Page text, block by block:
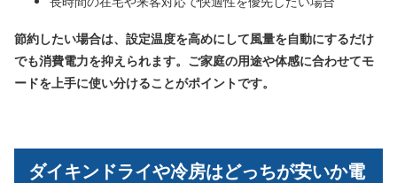
節約したい場合は、設定温度を高めにして風量を自動にするだけ
でも消費電力を抑えられます。ご家庭の用途や体感に合わせてモ
ードを上手に使い分けることがポイントです。
ダイキンドライや冷房はどっちが安いか電